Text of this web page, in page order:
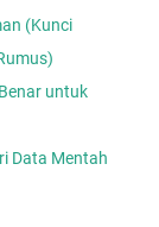
(Kunci
untuk
Data Mentah